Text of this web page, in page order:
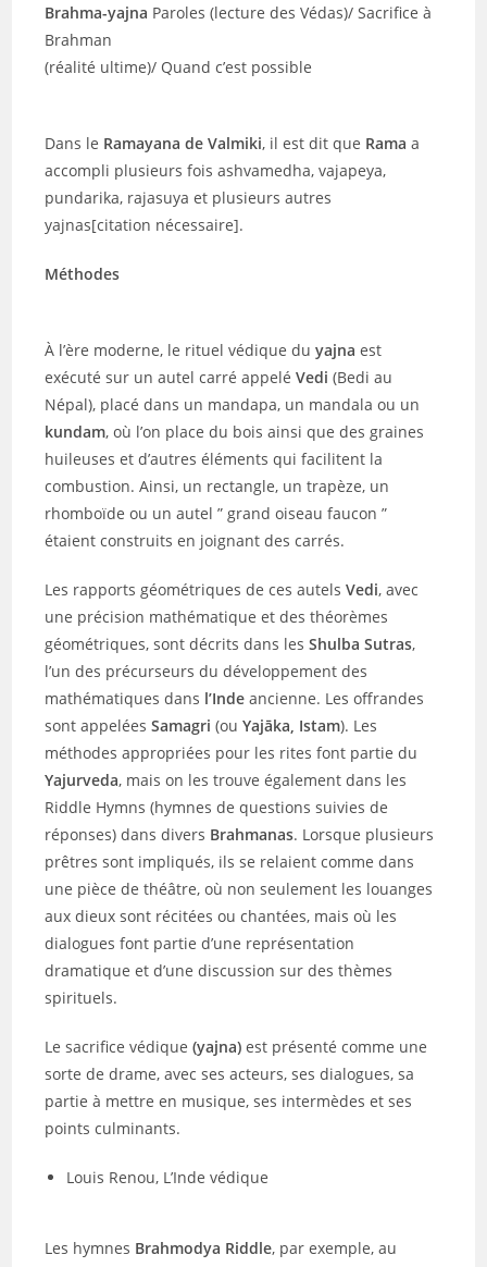
Brahma-yajna Paroles (lecture des Védas)/ Sacrifice à
Brahman
(réalité ultime)/ Quand c’est possible
Dans le Ramayana de Valmiki, il est dit que Rama a
accompli plusieurs fois ashvamedha, vajapeya,
pundarika, rajasuya et plusieurs autres
yajnas[citation nécessaire].
Méthodes
À l’ère moderne, le rituel védique duyajna est
exécuté sur un autel carré appelé Vedi(Bedi au
Népal), placé dans un mandapa, un mandala ou un
kundam, où l’on place du bois ainsi que des graines
huileuses et d’autres éléments qui facilitent la
combustion. Ainsi, un rectangle, un trapèze, un
rhomboïde ou un autel ” grand oiseau faucon ”
étaient construits en joignant des carrés.
Les rapports géométriques de ces autelsVedi, avec
une précision mathématique et des théorèmes
géométriques, sont décrits dans lesShulba Sutras,
l’un des précurseurs du développement des
mathématiques dans l’Inde ancienne. Les offrandes
sont appeléesSamagri (ouYajāka, Istam). Les
méthodes appropriées pour les rites font partie du
Yajurveda, mais on les trouve également dans les
Riddle Hymns (hymnes de questions suivies de
réponses) dans divers Brahmanas. Lorsque plusieurs
prêtres sont impliqués, ils se relaient comme dans
une pièce de théâtre, où non seulement les louanges
aux dieux sont récitées ou chantées, mais où les
dialogues font partie d’une représentation
dramatique et d’une discussion sur des thèmes
spirituels.
Le sacrifice védique (yajna)est présenté comme une
sorte de drame, avec ses acteurs, ses dialogues, sa
partie à mettre en musique, ses intermèdes et ses
points culminants.
Louis Renou, L’Inde védique
Les hymnes Brahmodya Riddle, par exemple, au